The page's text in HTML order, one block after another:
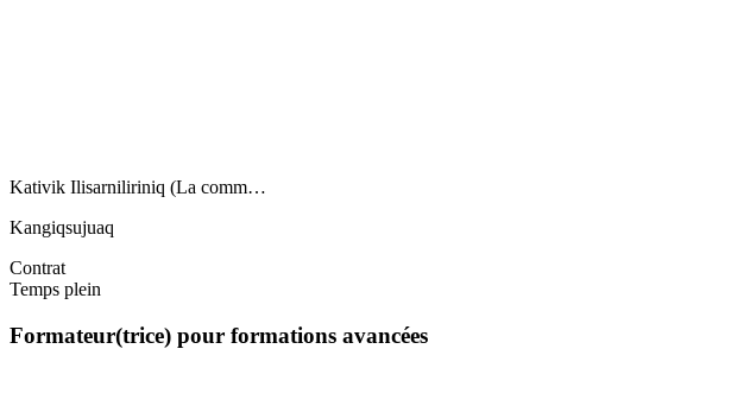
Kativik Ilisarniliriniq (La comm…
Kangiqsujuaq
Contrat
Temps plein
Formateur(trice) pour formations avancées